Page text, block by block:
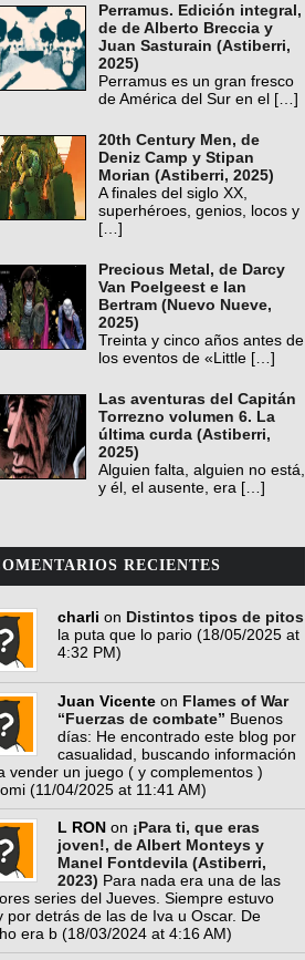
Perramus. Edición integral,
de de Alberto Breccia y
Juan Sasturain (Astiberri,
2025)
Perramus es un gran fresco
de América del Sur en el […]
20th Century Men, de
Deniz Camp y Stipan
Morian (Astiberri, 2025)
A finales del siglo XX,
superhéroes, genios, locos y
[…]
Precious Metal, de Darcy
Van Poelgeest e Ian
Bertram (Nuevo Nueve,
2025)
Treinta y cinco años antes de
los eventos de «Little […]
Las aventuras del Capitán
Torrezno volumen 6. La
última curda (Astiberri,
2025)
Alguien falta, alguien no está,
y él, el ausente, era […]
RECIENTES
charli on Distintos tipos de pitos
la puta que lo pario (18/05/2025 at
4:32 PM)
Juan Vicente on Flames of War
“Fuerzas de combate” Buenos
días: He encontrado este blog por
casualidad, buscando información
vender un juego ( y complementos )
(11/04/2025 at 11:41 AM)
L RON on ¡Para ti, que eras
joven!, de Albert Monteys y
Manel Fontdevila (Astiberri,
2023) Para nada era una de las
series del Jueves. Siempre estuvo
por detrás de las de Iva u Oscar. De
era b (18/03/2024 at 4:16 AM)